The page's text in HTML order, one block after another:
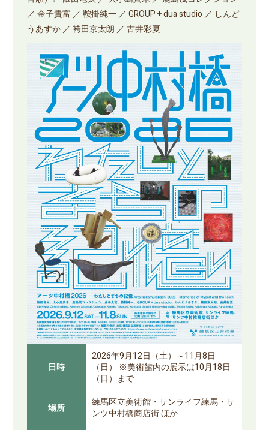
／ 金子貴富 ／ 鞍掛純一 ／ GROUP + dua studio ／ しんど
うあすか ／ 袴田京太朗 ／ 古井彩夏
日時
2026年9月12日（土）～11月8日
（日） ※美術館内の展示は10月18日
（日）まで
場所
練馬区立美術館・サンライフ練馬・サ
ンツ中村橋商店街 ほか